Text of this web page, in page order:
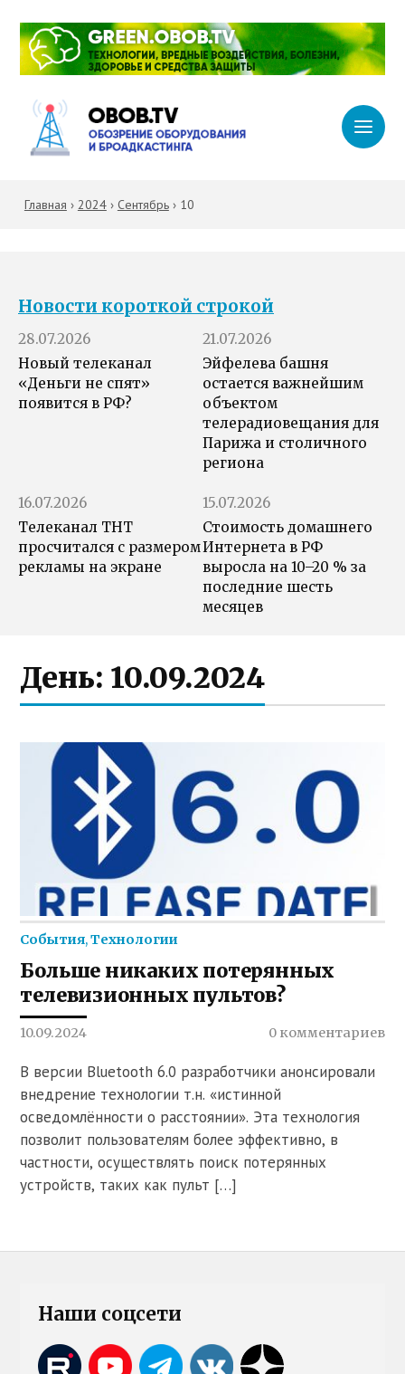
Главная › 2024› Сентябрь› 10
Новости короткой строкой
28.07.2026
Новый телеканал
«Деньги не спят»
появится в РФ?
21.07.2026
Эйфелева башня
остается важнейшим
объектом
телерадиовещания для
Парижа и столичного
региона
16.07.2026
Телеканал ТНТ
просчитался с размером
рекламы на экране
15.07.2026
Стоимость домашнего
Интернета в РФ
выросла на 10–20 % за
последние шесть
месяцев
День: 10.09.2024
События,Технологии
Больше никаких потерянных
телевизионных пультов?
10.09.2024 0 комментариев
В версии Bluetooth 6.0 разработчики анонсировали
внедрение технологии т.н. «истинной
осведомлённости о расстоянии». Эта технология
позволит пользователям более эффективно, в
частности, осуществлять поиск потерянных
устройств, таких как пульт […]
Наши соцсети